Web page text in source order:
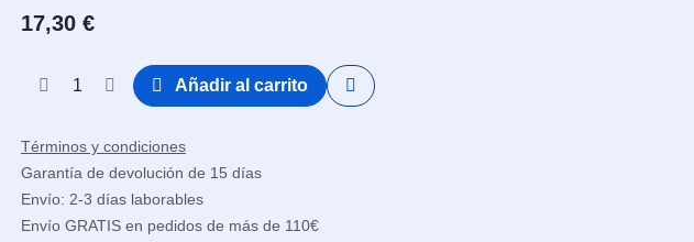
17,30 €
Añadir al carrito
Términos y condiciones
Garantía de devolución de 15 días
Envío: 2-3 días laborables
Envío GRATIS en pedidos de más de 110€